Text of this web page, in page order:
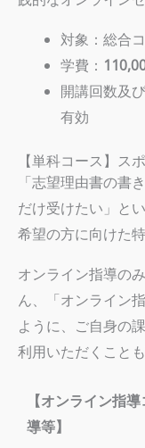
対象：総合
学費：
開講回数及
有効
【単科コース】ス
「志望理由書の書
だけ受けたい」と
希望の方に向けた
オンライン指導の
ん、「オンライン
ように、ご自身の
利用いただくことも
【オンライン指
導等】